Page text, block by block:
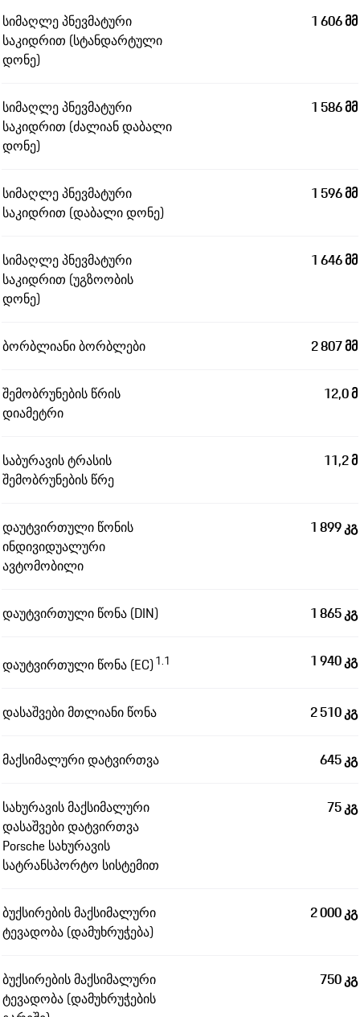
სიმაღლე პნევმატური
საკიდრით (სტანდარტული
დონე)
1 606 მმ
სიმაღლე პნევმატური
საკიდრით (ძალიან დაბალი
დონე)
1 586 მმ
სიმაღლე პნევმატური
საკიდრით (დაბალი დონე)
1 596 მმ
სიმაღლე პნევმატური
საკიდრით (უგზოობის
დონე)
1 646 მმ
ბორბლიანი ბორბლები 2 807 მმ
შემობრუნების წრის
დიამეტრი
12,0 მ
საბურავის ტრასის
შემობრუნების წრე
11,2 მ
დაუტვირთული წონის
ინდივიდუალური
ავტომობილი
1 899 კგ
დაუტვირთული წონა (DIN) 1 865 კგ
დაუტვირთული წონა (EC)1.1 1 940 კგ
დასაშვები მთლიანი წონა 2 510 კგ
მაქსიმალური დატვირთვა 645 კგ
სახურავის მაქსიმალური
დასაშვები დატვირთვა
Porsche სახურავის
სატრანსპორტო სისტემით
75 კგ
ბუქსირების მაქსიმალური
ტევადობა (დამუხრუჭება)
2 000 კგ
ბუქსირების მაქსიმალური
ტევადობა (დამუხრუჭების
750 კგ